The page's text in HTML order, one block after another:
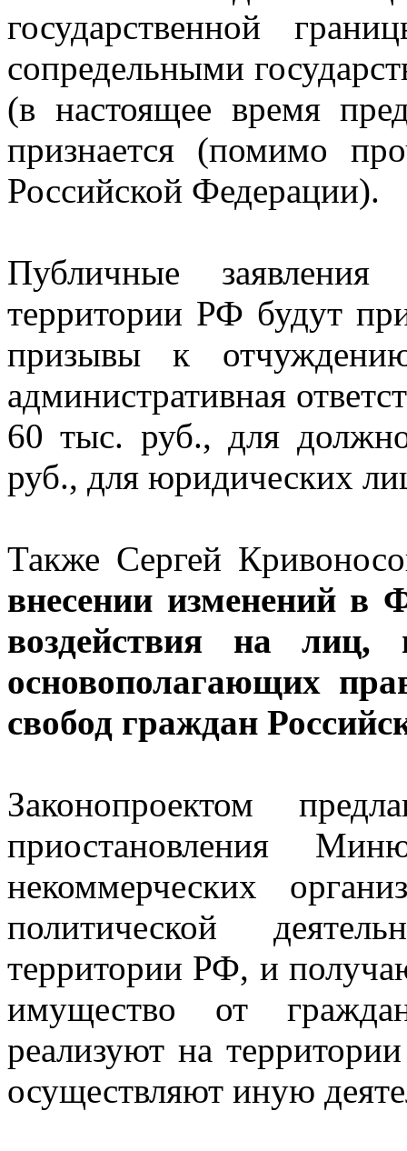
государственной
сопредельными
(в настоящее время
признается (помимо
Российской Федерации).
Публичные
территории РФ будут
призывы к
административная
60 тыс. руб., для
руб., для юридических
Также Сергей
внесении изменений в
воздействия на
основополагающих
свобод граждан
Законопроектом
приостановления
некоммерческих
политической
территории РФ, и
имущество от
реализуют на
осуществляют иную